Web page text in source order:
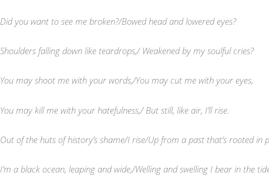
Did you want to see me broken?/Bowed head and lowered eyes?
Shoulders falling down like teardrops,/ Weakened by my soulful cries?
You may shoot me with your words,/You may cut me with your eyes,
You may kill me with your hatefulness,/ But still, like air, I’ll rise.
Out of the huts of history’s shame/I rise/Up from a past that’s rooted in
I’m a black ocean, leaping and wide,/Welling and swelling I bear in the